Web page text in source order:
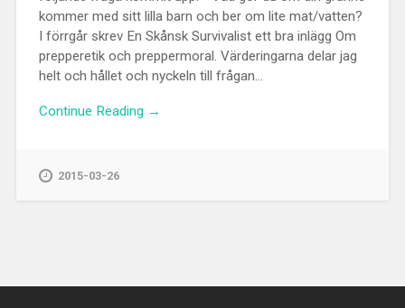
kommer med sitt lilla barn och ber om lite mat/vatten?
I förrgår skrev En Skånsk Survivalist ett bra inlägg Om
prepperetik och preppermoral. Värderingarna delar jag
helt och hållet och nyckeln till frågan...
Continue Reading →
2015-03-26